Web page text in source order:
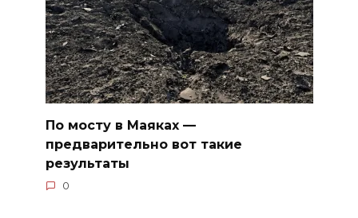
По мосту в Маяках —
предварительно вот такие
результаты
0